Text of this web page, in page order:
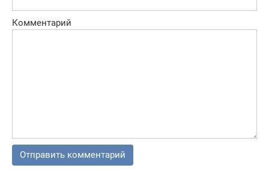
Комментарий